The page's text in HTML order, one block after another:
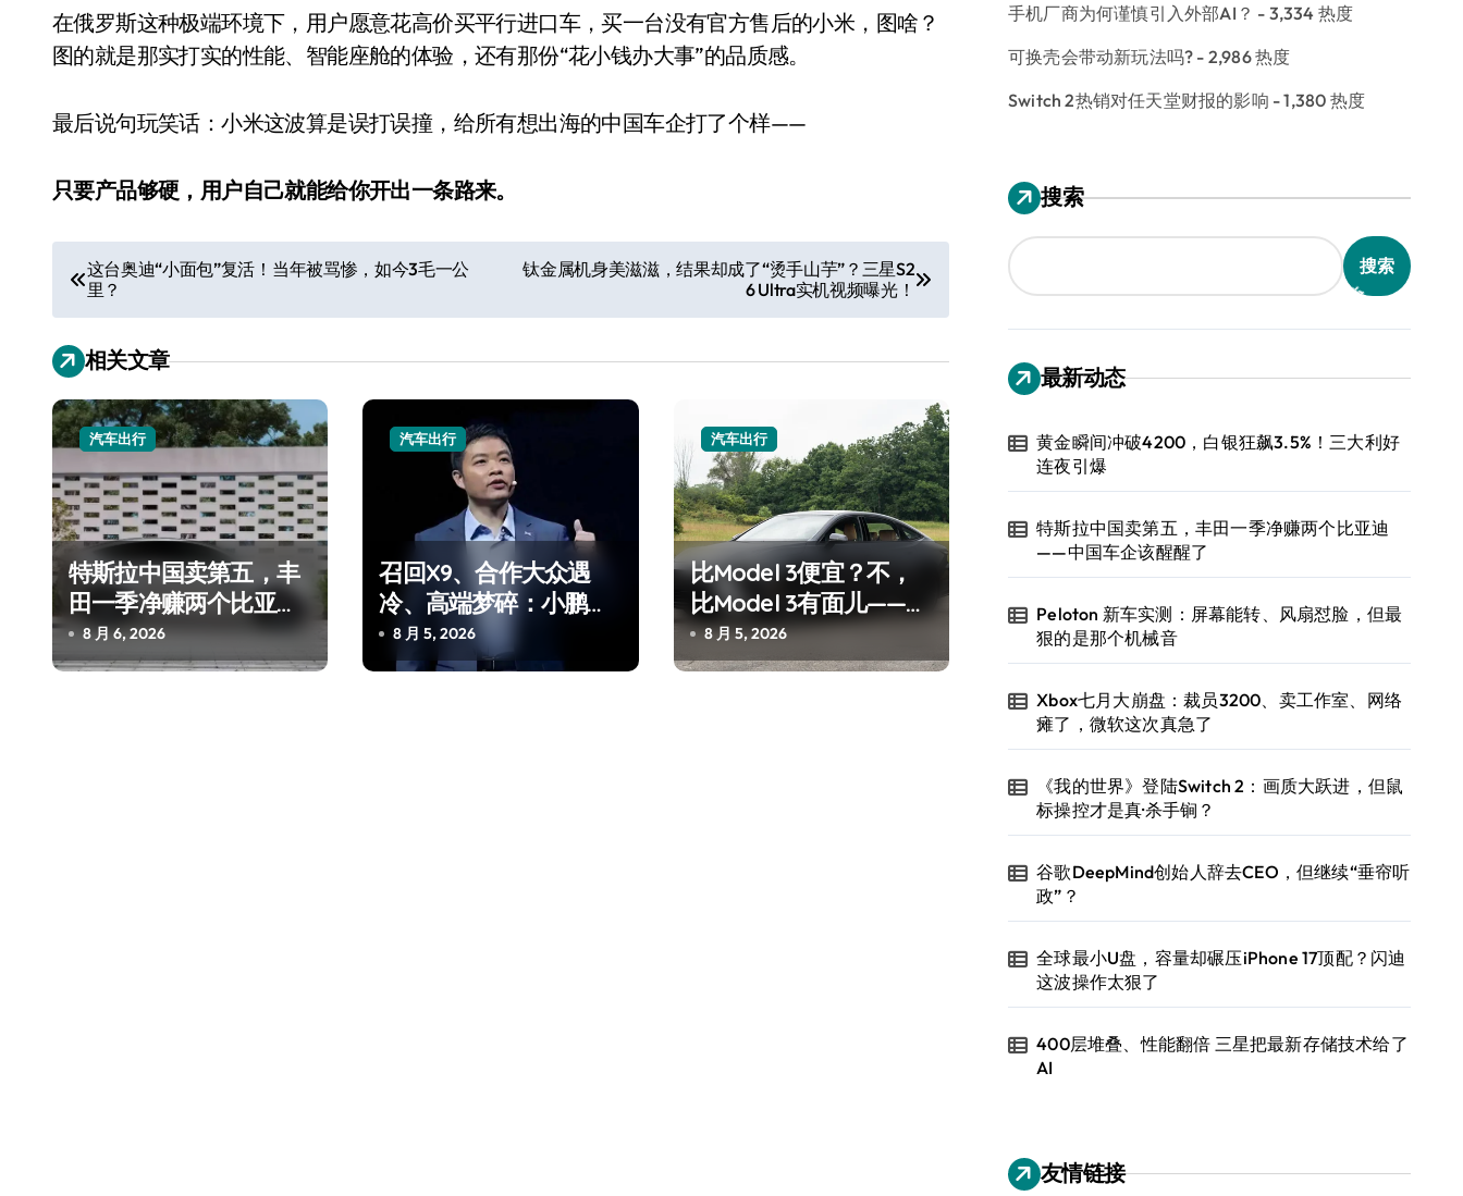
在俄罗斯这种极端环境下，用户愿意花高价买平行进口车，买一台没有官方售后的小米，图啥？
图的就是那实打实的性能、智能座舱的体验，还有那份“花小钱办大事”的品质感。
最后说句玩笑话：小米这波算是误打误撞，给所有想出海的中国车企打了个样——
只要产品够硬，用户自己就能给你开出一条路来。
文
章
导
航
这台奥迪“小面包”复活！当年被骂惨，如今3毛一公
里？
钛金属机身美滋滋，结果却成了“烫手山芋”？三星S2
6 Ultra实机视频曝光！
相关文章
汽车出行
特斯拉中国卖第五，丰
田一季净赚两个比亚迪
——中国车企该醒醒了
8 月 6, 2026
汽车出行
召回X9、合作大众遇
冷、高端梦碎：小鹏的
“多事之夏”
8 月 5, 2026
汽车出行
比Model 3便宜？不，
比Model 3有面儿——试
驾雷克萨斯ES 500e
8 月 5, 2026
手机厂商为何谨慎引入外部AI？ - 3,334 热度
可换壳会带动新玩法吗? - 2,986 热度
Switch 2热销对任天堂财报的影响 - 1,380 热度
搜索
搜索
最新动态
黄金瞬间冲破4200，白银狂飙3.5%！三大利好
连夜引爆
特斯拉中国卖第五，丰田一季净赚两个比亚迪
——中国车企该醒醒了
Peloton 新车实测：屏幕能转、风扇怼脸，但最
狠的是那个机械音
Xbox七月大崩盘：裁员3200、卖工作室、网络
瘫了，微软这次真急了
《我的世界》登陆Switch 2：画质大跃进，但鼠
标操控才是真·杀手锏？
谷歌DeepMind创始人辞去CEO，但继续“垂帘听
政”？
全球最小U盘，容量却碾压iPhone 17顶配？闪迪
这波操作太狠了
400层堆叠、性能翻倍 三星把最新存储技术给了
AI
友情链接